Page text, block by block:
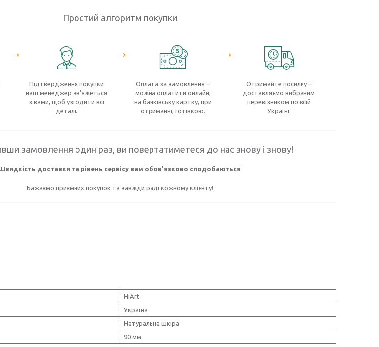
Простий алгоритм покупки
→
Підтвердження покупки
наш менеджер зв'яжеться
з вами, щоб узгодити всі
деталі.
→
Оплата за замовлення –
можна оплатити онлайн,
на банківську картку, при
отриманні, готівкою.
→
Отримайте посилку –
доставляємо вибраним
перевізником по всій
Україні.
замовлення один раз, ви повертатиметеся до нас знову і знову!
доставки та рівень сервісу вам обов'язково сподобаються
Бажаємо приємних покупок та завжди раді кожному клієнту!
HiArt
Україна
Натуральна шкіра
90 мм